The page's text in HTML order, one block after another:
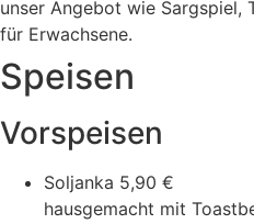
unser Angebot wie Sargspiel,
für Erwachsene.
Speisen
Vorspeisen
Soljanka 5,90 €
hausgemacht mit